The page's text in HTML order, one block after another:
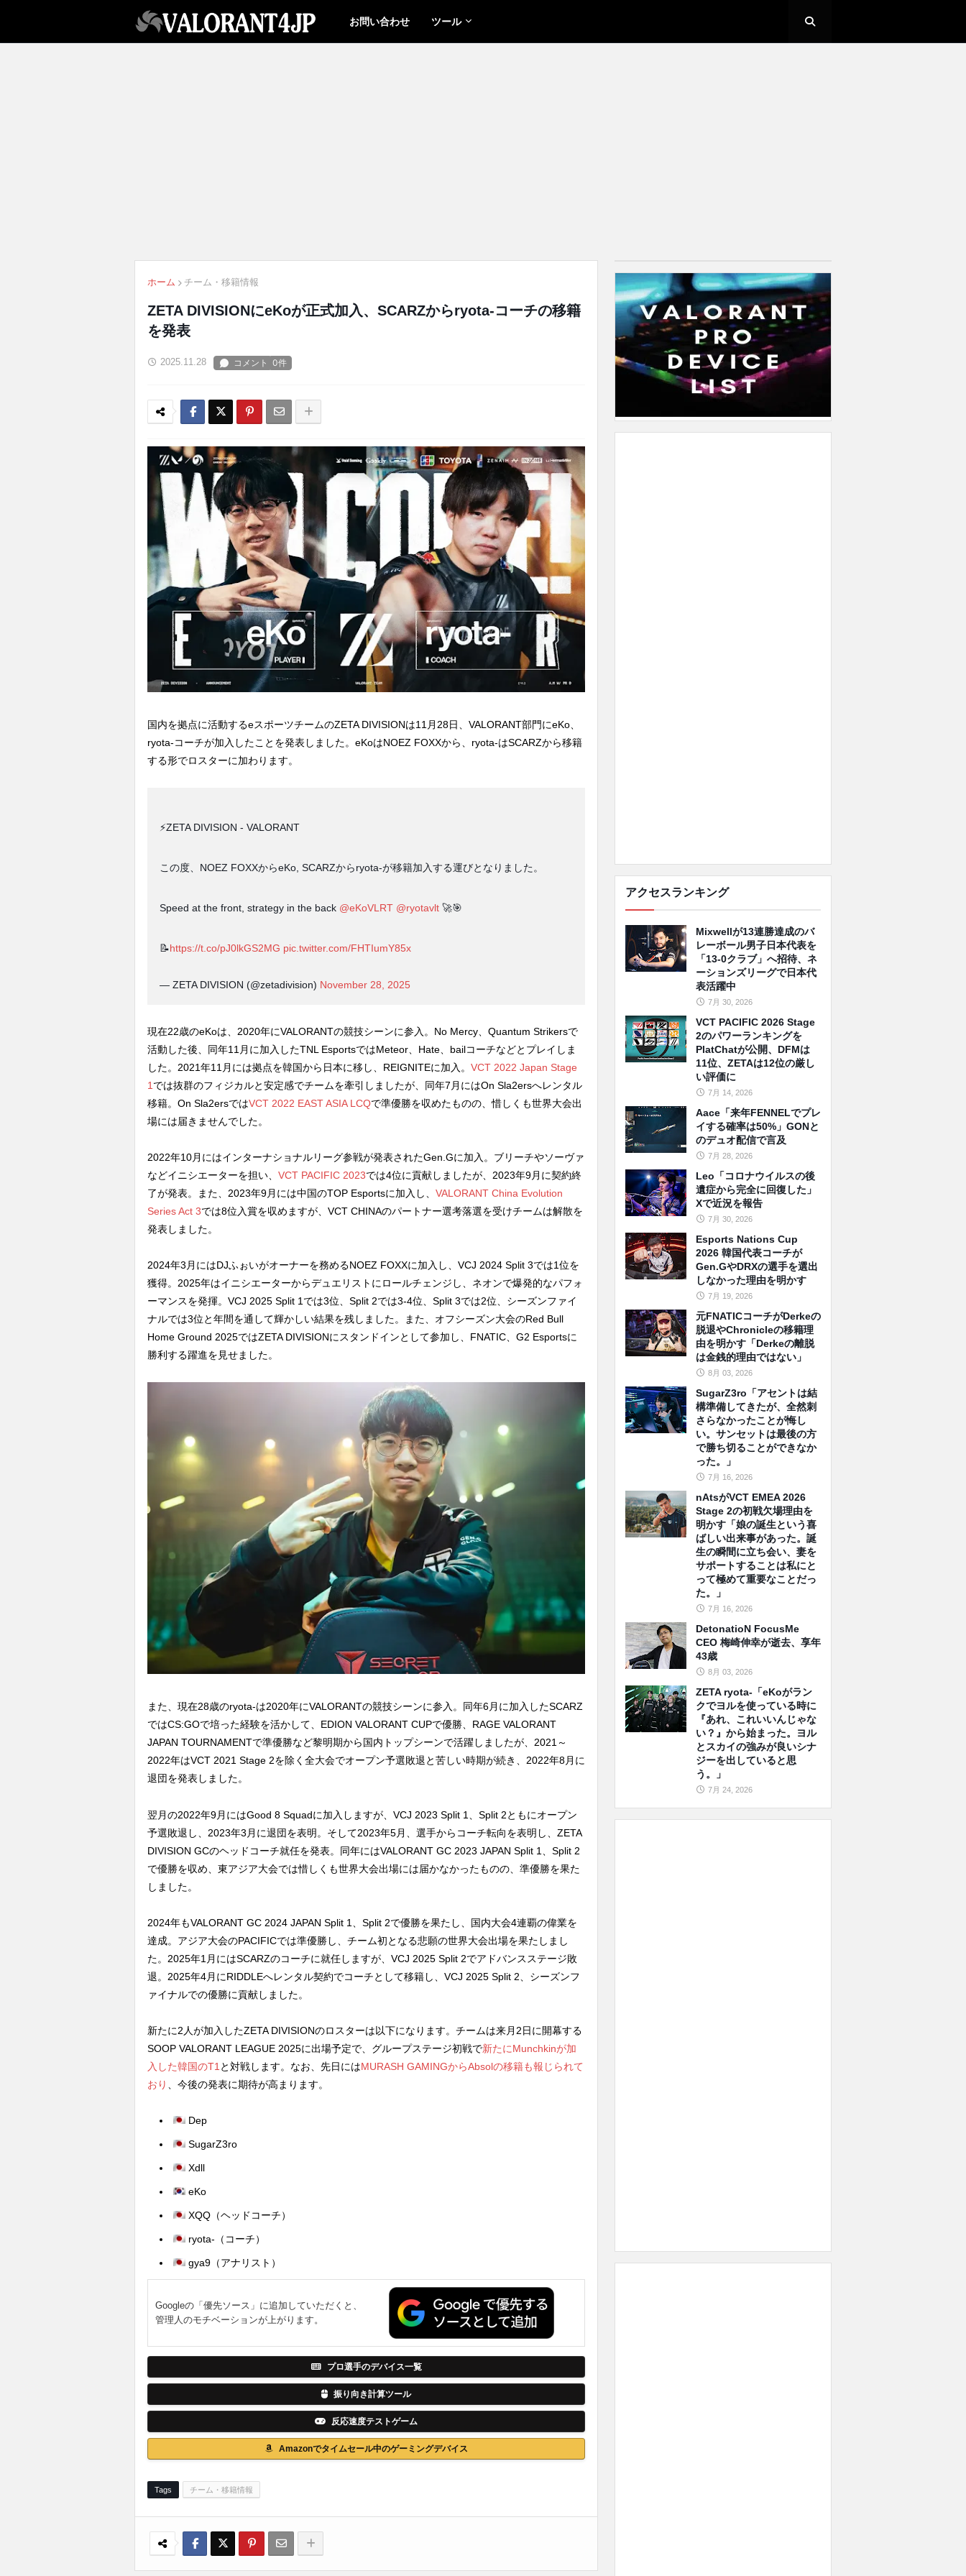
お問い合わせ ツール
ホーム チーム・移籍情報
ZETA DIVISIONにeKoが正式加入、SCARZからryota-コーチの移籍
を発表
2025.11.28
国内を拠点に活動するeスポーツチームのZETA DIVISIONは11月28日、VALORANT部門にeKo、
ryota-コーチが加入したことを発表しました。eKoはNOEZ FOXXから、ryota-はSCARZから移籍
する形でロスターに加わります。
⚡️ZETA DIVISION - VALORANT
この度、NOEZ FOXXからeKo, SCARZからryota-が移籍加入する運びとなりました。
Speed at the front, strategy in the back @eKoVLRT @ryotavlt 🚀🎯
📝https://t.co/pJ0lkGS2MG pic.twitter.com/FHTIumY85x
— ZETA DIVISION (@zetadivision) November 28, 2025
現在22歳のeKoは、2020年にVALORANTの競技シーンに参入。No Mercy、Quantum Strikersで
活動した後、同年11月に加入したTNL EsportsではMeteor、Hate、bailコーチなどとプレイしま
した。2021年11月には拠点を韓国から日本に移し、REIGNITEに加入。 VCT 2022 Japan Stage
1 では抜群のフィジカルと安定感でチームを牽引しましたが、同年7月にはOn Sla2ersへレンタル
移籍。On Sla2ersではVCT 2022 EAST ASIA LCQで準優勝を収めたものの、惜しくも世界大会出
場には届きませんでした。
2022年10月にはインターナショナルリーグ参戦が発表されたGen.Gに加入。ブリーチやソーヴァ
などイニシエーターを担い、 VCT PACIFIC 2023では4位に貢献しましたが、2023年9月に契約終
了が発表。また、2023年9月には中国のTOP Esportsに加入し、 VALORANT China Evolution
Series Act 3では8位入賞を収めますが、VCT CHINAのパートナー選考落選を受けチームは解散を
発表しました。
2024年3月にはDJふぉいがオーナーを務めるNOEZ FOXXに加入し、VCJ 2024 Split 3では1位を
獲得。2025年はイニシエーターからデュエリストにロールチェンジし、ネオンで爆発的なパフォ
ーマンスを発揮。VCJ 2025 Split 1では3位、Split 2では3-4位、Split 3では2位、シーズンファイ
ナルでは3位と年間を通して輝かしい結果を残しました。また、オフシーズン大会のRed Bull
Home Ground 2025ではZETA DIVISIONにスタンドインとして参加し、FNATIC、G2 Esportsに
勝利する躍進を見せました。
また、現在28歳のryota-は2020年にVALORANTの競技シーンに参入。同年6月に加入したSCARZ
ではCS:GOで培った経験を活かして、EDION VALORANT CUPで優勝、RAGE VALORANT
JAPAN TOURNAMENTで準優勝など黎明期から国内トップシーンで活躍しましたが、2021～
2022年はVCT 2021 Stage 2を除く全大会でオープン予選敗退と苦しい時期が続き、2022年8月に
退団を発表しました。
翌月の2022年9月にはGood 8 Squadに加入しますが、VCJ 2023 Split 1、Split 2ともにオープン
予選敗退し、2023年3月に退団を表明。そして2023年5月、選手からコーチ転向を表明し、ZETA
DIVISION GCのヘッドコーチ就任を発表。同年にはVALORANT GC 2023 JAPAN Split 1、Split 2
で優勝を収め、東アジア大会では惜しくも世界大会出場には届かなかったものの、準優勝を果た
しました。
2024年もVALORANT GC 2024 JAPAN Split 1、Split 2で優勝を果たし、国内大会4連覇の偉業を
達成。アジア大会のPACIFICでは準優勝し、チーム初となる悲願の世界大会出場を果たしまし
た。2025年1月にはSCARZのコーチに就任しますが、VCJ 2025 Split 2でアドバンスステージ敗
退。2025年4月にRIDDLEへレンタル契約でコーチとして移籍し、VCJ 2025 Split 2、シーズンフ
ァイナルでの優勝に貢献しました。
新たに2人が加入したZETA DIVISIONのロスターは以下になります。チームは来月2日に開幕する
SOOP VALORANT LEAGUE 2025に出場予定で、グループステージ初戦で新たにMunchkinが加
入した韓国のT1 と対戦します。なお、先日にはMURASH GAMINGからAbsolの移籍も報じられて
おり
、今後の発表に期待が高まります。
Dep
SugarZ3ro
Xdll
eKo
XQQ（ヘッドコーチ）
ryota-（コーチ）
gya9（アナリスト）
Googleの「優先ソース」に追加していただくと、
管理人のモチベーションが上がります。
プロ選手のデバイス一覧
振り向き計算ツール
反応速度テストゲーム
Amazonでタイムセール中のゲーミングデバイス
Tags チーム・移籍情報
アクセスランキング
Mixwellが13連勝達成のバ
レーボール男子日本代表を
「13-0クラブ」へ招待、ネ
ーションズリーグで日本代
表活躍中
7月 30, 2026
VCT PACIFIC 2026 Stage
2のパワーランキングを
PlatChatが公開、DFMは
11位、ZETAは12位の厳し
い評価に
7月 14, 2026
Aace「来年FENNELでプレ
イする確率は50%」GONと
のデュオ配信で言及
7月 28, 2026
Leo「コロナウイルスの後
遺症から完全に回復した」
Xで近況を報告
7月 30, 2026
Esports Nations Cup
2026 韓国代表コーチが
Gen.GやDRXの選手を選出
しなかった理由を明かす
7月 19, 2026
元FNATICコーチがDerkeの
脱退やChronicleの移籍理
由を明かす「Derkeの離脱
は金銭的理由ではない」
8月 03, 2026
SugarZ3ro「アセントは結
構準備してきたが、全然刺
さらなかったことが悔し
い。サンセットは最後の方
で勝ち切ることができなか
った。」
7月 16, 2026
nAtsがVCT EMEA 2026
Stage 2の初戦欠場理由を
明かす「娘の誕生という喜
ばしい出来事があった。誕
生の瞬間に立ち会い、妻を
サポートすることは私にと
って極めて重要なことだっ
た。」
7月 16, 2026
DetonatioN FocusMe
CEO 梅崎伸幸が逝去、享年
43歳
8月 03, 2026
ZETA ryota-「eKoがラン
クでヨルを使っている時に
『あれ、これいいんじゃな
い？』から始まった。ヨル
とスカイの強みが良いシナ
ジーを出していると思
う。」
7月 24, 2026